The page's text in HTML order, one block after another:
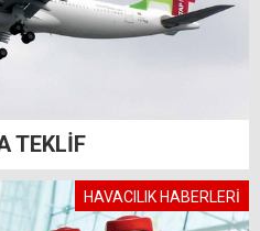
TEKLİF
HAVACILIK HABERLERİ